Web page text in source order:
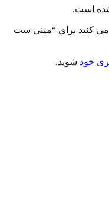
است.
می کنید برای “مینی ست
خود شوید.